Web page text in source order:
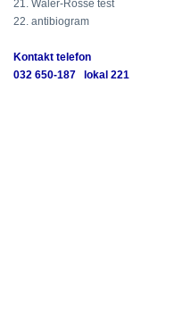
21. Waler-Rosse test
22. antibiogram
Kontakt telefon
032 650-187 lokal 221